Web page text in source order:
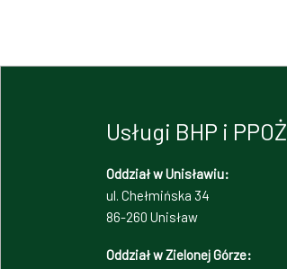
Usługi BHP i PPOŻ
Oddział w Unisławiu:
ul. Chełmińska 34
86-260 Unisław
Oddział w Zielonej Górze: